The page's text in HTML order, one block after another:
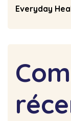
Everyday